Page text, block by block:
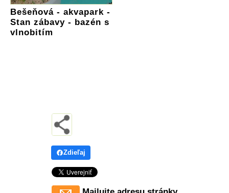
Bešeňová - akvapark -
Stan zábavy - bazén s
vlnobitím
Zdieľaj